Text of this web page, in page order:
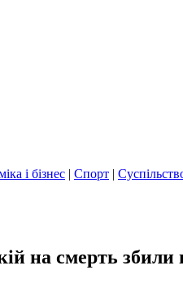
і бізнес | Спорт |
на смерть збили